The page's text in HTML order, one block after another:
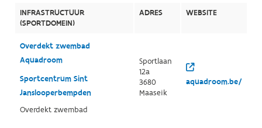
INFRASTRUCTUUR
(SPORTDOMEIN)
ADRES WEBSITE
Overdekt zwembad
Aquadroom
Sportcentrum Sint
Janslooperbempden
Overdekt zwembad
Sportlaan
12a
3680
Maaseik
aquadroom.be/